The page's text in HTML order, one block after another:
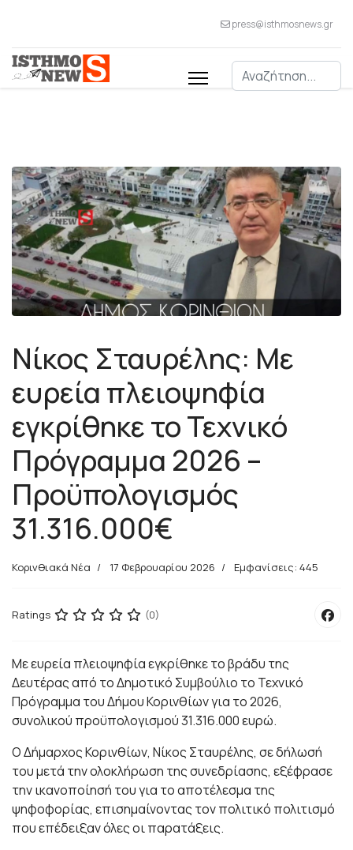
press@isthmosnews.gr
Αναζήτηση
Νίκος Σταυρέλης: Με
ευρεία πλειοψηφία
εγκρίθηκε το Τεχνικό
Πρόγραμμα 2026 –
Προϋπολογισμός
31.316.000€
Κορινθιακά Νέα 17 Φεβρουαρίου 2026 Εμφανίσεις: 445
Ratings (0)
Με ευρεία πλειοψηφία εγκρίθηκε το βράδυ της
Δευτέρας από το Δημοτικό Συμβούλιο το Τεχνικό
Πρόγραμμα του Δήμου Κορινθίων για το 2026,
συνολικού προϋπολογισμού 31.316.000 ευρώ.
Ο Δήμαρχος Κορινθίων, Νίκος Σταυρέλης, σε δήλωσή
του μετά την ολοκλήρωση της συνεδρίασης, εξέφρασε
την ικανοποίησή του για το αποτέλεσμα της
ψηφοφορίας, επισημαίνοντας τον πολιτικό πολιτισμό
που επέδειξαν όλες οι παρατάξεις.